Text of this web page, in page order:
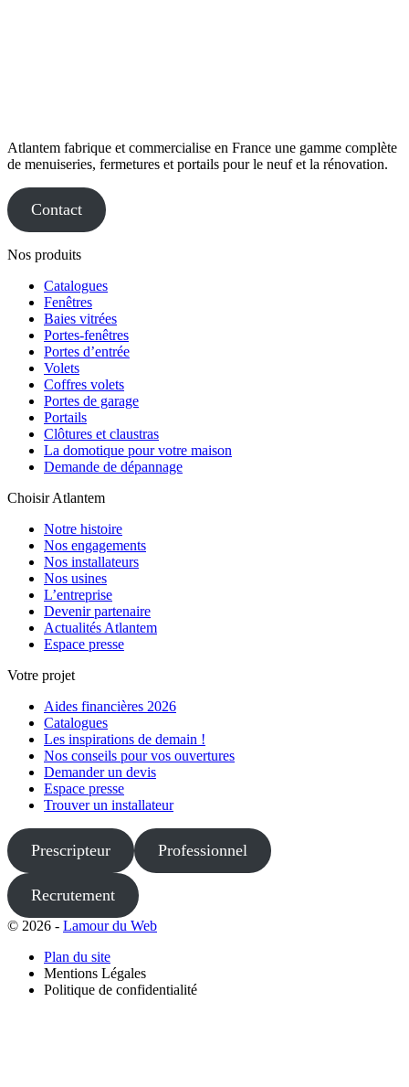
Atlantem fabrique et commercialise en France une gamme complète
de menuiseries, fermetures et portails pour le neuf et la rénovation.
Contact
Nos produits
Catalogues
Fenêtres
Baies vitrées
Portes-fenêtres
Portes d’entrée
Volets
Coffres volets
Portes de garage
Portails
Clôtures et claustras
La domotique pour votre maison
Demande de dépannage
Choisir Atlantem
Notre histoire
Nos engagements
Nos installateurs
Nos usines
L’entreprise
Devenir partenaire
Actualités Atlantem
Espace presse
Votre projet
Aides financières 2026
Catalogues
Les inspirations de demain !
Nos conseils pour vos ouvertures
Demander un devis
Espace presse
Trouver un installateur
Prescripteur Professionnel
Recrutement
© 2026 - Lamour du Web
Plan du site
Mentions Légales
Politique de confidentialité